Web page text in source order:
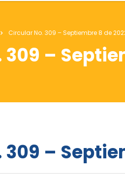
Circular No. 309 – Septiembre 8 de
–
–